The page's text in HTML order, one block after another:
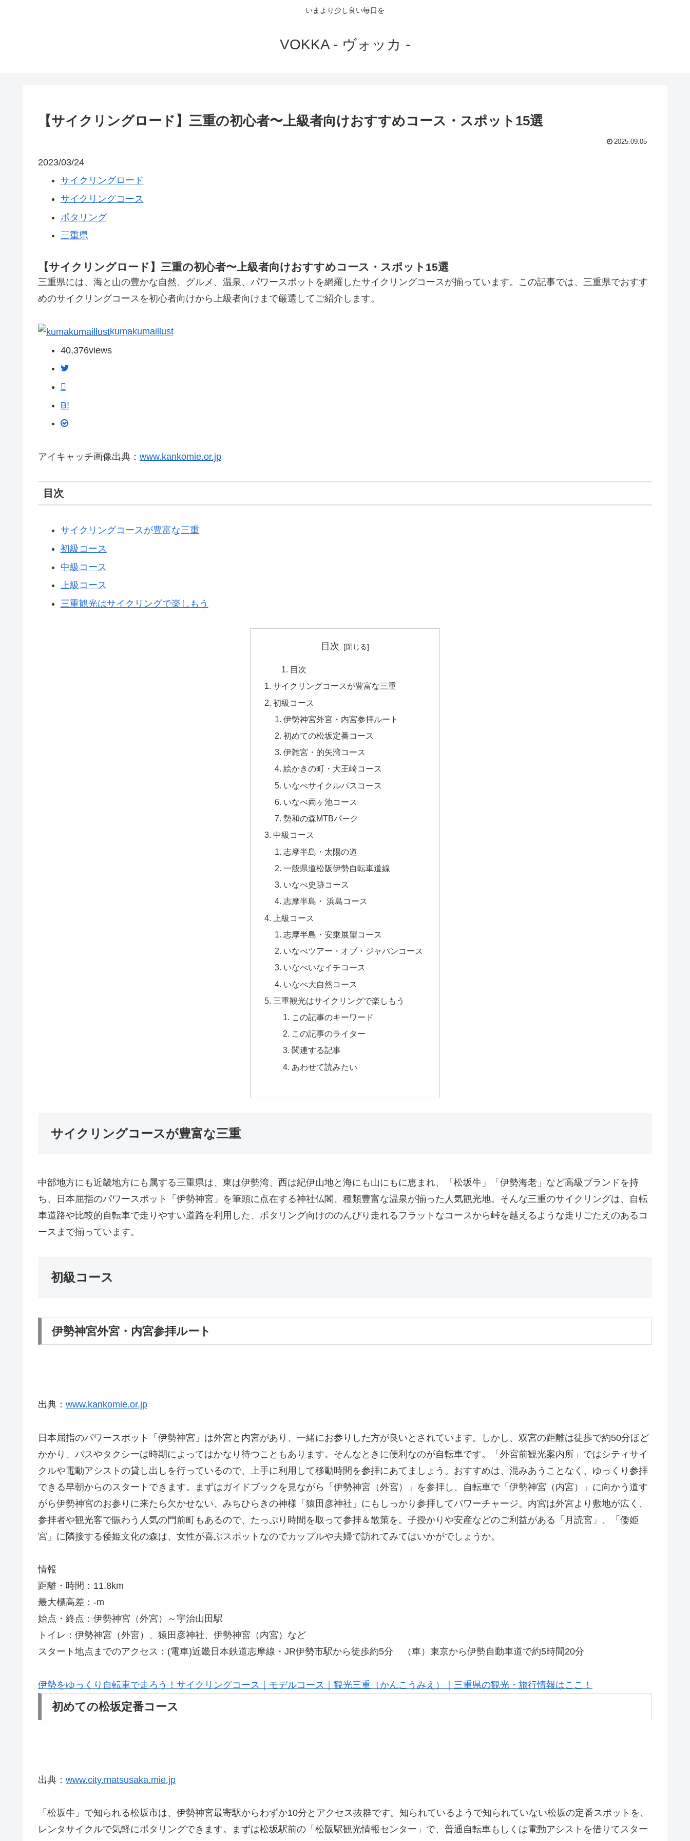
いまより少し良い毎日を
VOKKA - ヴォッカ -
【サイクリングロード】三重の初心者〜上級者向けおすすめコース・スポット15選
2025.09.05
2023/03/24
サイクリングロード
サイクリングコース
ポタリング
三重県
【サイクリングロード】三重の初心者〜上級者向けおすすめコース・スポット15選
三重県には、海と山の豊かな自然、グルメ、温泉、パワースポットを網羅したサイクリングコースが揃っています。この記事では、三重県でおすす
めのサイクリングコースを初心者向けから上級者向けまで厳選してご紹介します。
kumakumaillust
40,376views
B!
アイキャッチ画像出典： www.kankomie.or.jp
目次
サイクリングコースが豊富な三重
初級コース
中級コース
上級コース
三重観光はサイクリングで楽しもう
目次
目次
サイクリングコースが豊富な三重
初級コース
伊勢神宮外宮・内宮参拝ルート
初めての松坂定番コース
伊雑宮・的矢湾コース
絵かきの町・大王崎コース
いなべサイクルパスコース
いなべ両ヶ池コース
勢和の森MTBパーク
中級コース
志摩半島・太陽の道
一般県道松阪伊勢自転車道線
いなべ史跡コース
志摩半島・ 浜島コース
上級コース
志摩半島・安乗展望コース
いなべツアー・オブ・ジャパンコース
いなべいなイチコース
いなべ大自然コース
三重観光はサイクリングで楽しもう
この記事のキーワード
この記事のライター
関連する記事
あわせて読みたい
サイクリングコースが豊富な三重
中部地方にも近畿地方にも属する三重県は、東は伊勢湾、西は紀伊山地と海にも山にもに恵まれ、「松坂牛」「伊勢海老」など高級ブランドを持
ち、日本屈指のパワースポット「伊勢神宮」を筆頭に点在する神社仏閣、種類豊富な温泉が揃った人気観光地。そんな三重のサイクリングは、自転
車道路や比較的自転車で走りやすい道路を利用した、ポタリング向けののんびり走れるフラットなコースから峠を越えるような走りごたえのあるコ
ースまで揃っています。
初級コース
伊勢神宮外宮・内宮参拝ルート
出典： www.kankomie.or.jp
日本屈指のパワースポット「伊勢神宮」は外宮と内宮があり、一緒にお参りした方が良いとされています。しかし、双宮の距離は徒歩で約50分ほど
かかり、バスやタクシーは時期によってはかなり待つこともあります。そんなときに便利なのが自転車です。「外宮前観光案内所」ではシティサイ
クルや電動アシストの貸し出しを行っているので、上手に利用して移動時間を参拝にあてましょう。おすすめは、混みあうことなく、ゆっくり参拝
できる早朝からのスタートできます。まずはガイドブックを見ながら「伊勢神宮（外宮）」を参拝し、自転車で「伊勢神宮（内宮）」に向かう道す
がら伊勢神宮のお参りに来たら欠かせない、みちひらきの神様「猿田彦神社」にもしっかり参拝してパワーチャージ。内宮は外宮より敷地が広く、
参拝者や観光客で賑わう人気の門前町もあるので、たっぷり時間を取って参拝＆散策を。子授かりや安産などのご利益がある「月読宮」、「倭姫
宮」に隣接する倭姫文化の森は、女性が喜ぶスポットなのでカップルや夫婦で訪れてみてはいかがでしょうか。
情報
距離・時間：11.8km
最大標高差：-m
始点・終点：伊勢神宮（外宮）～宇治山田駅
トイレ：伊勢神宮（外宮）、猿田彦神社、伊勢神宮（内宮）など
スタート地点までのアクセス：(電車)近畿日本鉄道志摩線・JR伊勢市駅から徒歩約5分 （車）東京から伊勢自動車道で約5時間20分
伊勢をゆっくり自転車で走ろう！サイクリングコース｜モデルコース｜観光三重（かんこうみえ）｜三重県の観光・旅行情報はここ！
初めての松坂定番コース
出典： www.city.matsusaka.mie.jp
「松坂牛」で知られる松坂市は、伊勢神宮最寄駅からわずか10分とアクセス抜群です。知られているようで知られていない松坂の定番スポットを、
レンタサイクルで気軽にポタリングできます。まずは松坂駅前の「松阪駅観光情報センター」で、普通自転車もしくは電動アシストを借りてスター